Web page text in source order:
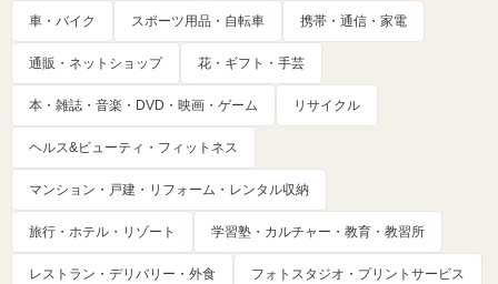
車・バイク スポーツ用品・自転車 携帯・通信・家電
通販・ネットショップ 花・ギフト・手芸
本・雑誌・音楽・DVD・映画・ゲーム リサイクル
ヘルス&ビューティ・フィットネス
マンション・戸建・リフォーム・レンタル収納
旅行・ホテル・リゾート 学習塾・カルチャー・教育・教習所
レストラン・デリバリー・外食 フォトスタジオ・プリントサービス